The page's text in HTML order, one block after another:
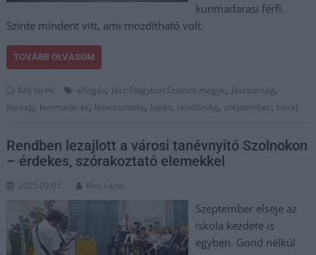
kunmadarasi férfi.
Szinte mindent vitt, ami mozdítható volt.
TOVÁBB OLVASOM
Kék hírek elfogás, Jász-Nagykun Szolnok megye, Jászkunság,
Karcag, kunmadaras, letartóztatás, lopás, rendőrség, szeptember, tolvaj
Rendben lezajlott a városi tanévnyitó Szolnokon
– érdekes, szórakoztató elemekkel
2025.09.01. Kiss Lajos
Szeptember elseje az
iskola kezdete is
egyben. Gond nélkül